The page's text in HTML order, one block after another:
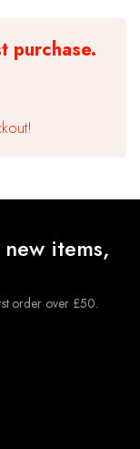
purchase.
items,
order over £50.